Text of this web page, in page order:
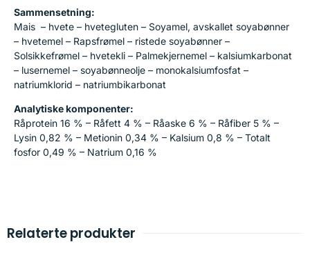
Sammensetning:
Mais – hvete – hvetegluten – Soyamel, avskallet soyabønner
– hvetemel – Rapsfrømel – ristede soyabønner –
Solsikkefrømel – hvetekli – Palmekjernemel – kalsiumkarbonat
– lusernemel – soyabønneolje – monokalsiumfosfat –
natriumklorid – natriumbikarbonat
Analytiske komponenter:
Råprotein 16 % – Råfett 4 % – Råaske 6 % – Råfiber 5 % –
Lysin 0,82 % – Metionin 0,34 % – Kalsium 0,8 % – Totalt
fosfor 0,49 % – Natrium 0,16 %
Relaterte produkter